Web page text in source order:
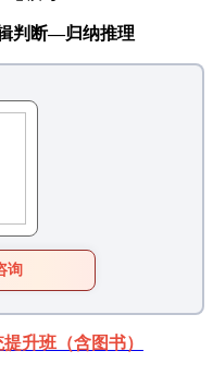
判断—归纳推理
询
升班（含图书）